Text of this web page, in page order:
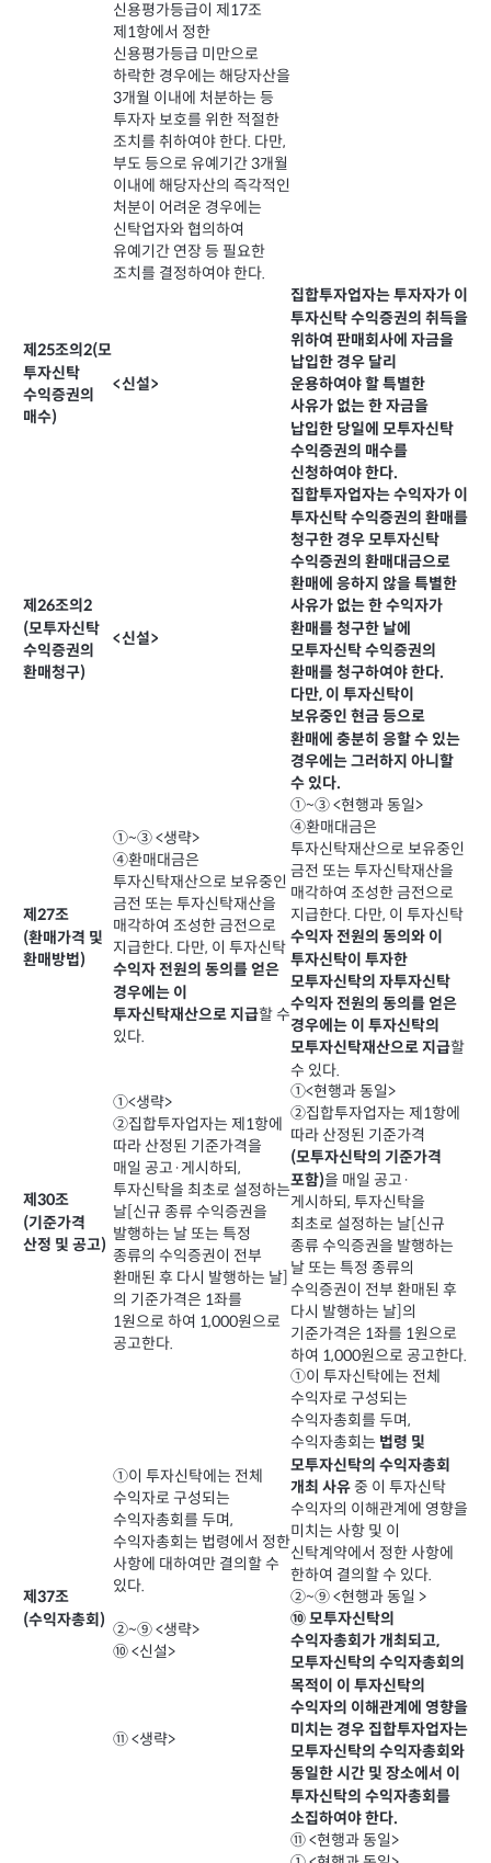
신용평가등급이 제17조
제1항에서 정한
신용평가등급 미만으로
하락한 경우에는 해당자산을
3개월 이내에 처분하는 등
투자자 보호를 위한 적절한
조치를 취하여야 한다. 다만,
부도 등으로 유예기간 3개월
이내에 해당자산의 즉각적인
처분이 어려운 경우에는
신탁업자와 협의하여
유예기간 연장 등 필요한
조치를 결정하여야 한다.
제25조의2(모
투자신탁
수익증권의
매수)
<신설>
집합투자업자는 투자자가 이
투자신탁 수익증권의 취득을
위하여 판매회사에 자금을
납입한 경우 달리
운용하여야 할 특별한
사유가 없는 한 자금을
납입한 당일에 모투자신탁
수익증권의 매수를
신청하여야 한다.
제26조의2
(모투자신탁
수익증권의
환매청구)
<신설>
집합투자업자는 수익자가 이
투자신탁 수익증권의 환매를
청구한 경우 모투자신탁
수익증권의 환매대금으로
환매에 응하지 않을 특별한
사유가 없는 한 수익자가
환매를 청구한 날에
모투자신탁 수익증권의
환매를 청구하여야 한다.
다만, 이 투자신탁이
보유중인 현금 등으로
환매에 충분히 응할 수 있는
경우에는 그러하지 아니할
수 있다.
제27조
(환매가격 및
환매방법)
①~③ <생략>
④환매대금은
투자신탁재산으로 보유중인
금전 또는 투자신탁재산을
매각하여 조성한 금전으로
지급한다. 다만, 이 투자신탁
수익자 전원의 동의를 얻은
경우에는 이
투자신탁재산으로 지급할 수
있다.
①~③ <현행과 동일>
④환매대금은
투자신탁재산으로 보유중인
금전 또는 투자신탁재산을
매각하여 조성한 금전으로
지급한다. 다만, 이 투자신탁
수익자 전원의 동의와 이
투자신탁이 투자한
모투자신탁의 자투자신탁
수익자 전원의 동의를 얻은
경우에는 이 투자신탁의
모투자신탁재산으로 지급할
수 있다.
제30조
(기준가격
산정 및 공고)
①<생략>
②집합투자업자는 제1항에
따라 산정된 기준가격을
매일 공고·게시하되,
투자신탁을 최초로 설정하는
날[신규 종류 수익증권을
발행하는 날 또는 특정
종류의 수익증권이 전부
환매된 후 다시 발행하는 날]
의 기준가격은 1좌를
1원으로 하여 1,000원으로
공고한다.
①<현행과 동일>
②집합투자업자는 제1항에
따라 산정된 기준가격
(모투자신탁의 기준가격
포함)을 매일 공고·
게시하되, 투자신탁을
최초로 설정하는 날[신규
종류 수익증권을 발행하는
날 또는 특정 종류의
수익증권이 전부 환매된 후
다시 발행하는 날]의
기준가격은 1좌를 1원으로
하여 1,000원으로 공고한다.
제37조
(수익자총회)
①이 투자신탁에는 전체
수익자로 구성되는
수익자총회를 두며,
수익자총회는 법령에서 정한
사항에 대하여만 결의할 수
있다.
②~⑨ <생략>
⑩ <신설>
⑪ <생략>
①이 투자신탁에는 전체
수익자로 구성되는
수익자총회를 두며,
수익자총회는 법령 및
모투자신탁의 수익자총회
개최 사유중 이 투자신탁
수익자의 이해관계에 영향을
미치는 사항 및 이
신탁계약에서 정한 사항에
한하여 결의할 수 있다.
②~⑨ <현행과 동일 >
⑩ 모투자신탁의
수익자총회가 개최되고,
모투자신탁의 수익자총회의
목적이 이 투자신탁의
수익자의 이해관계에 영향을
미치는 경우 집합투자업자는
모투자신탁의 수익자총회와
동일한 시간 및 장소에서 이
투자신탁의 수익자총회를
소집하여야 한다.
⑪ <현행과 동일>